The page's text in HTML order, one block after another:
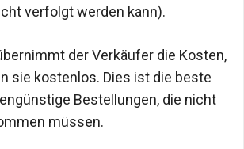
verfolgt werden kann).
der Verkäufer die Kosten,
sie kostenlos. Dies ist die beste
Bestellungen, die nicht
müssen.